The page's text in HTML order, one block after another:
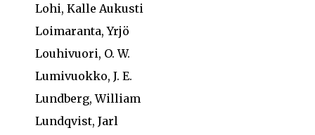
Lohi, Kalle Aukusti
Loimaranta, Yrjö
Louhivuori, O. W.
Lumivuokko, J. E.
Lundberg, William
Lundqvist, Jarl